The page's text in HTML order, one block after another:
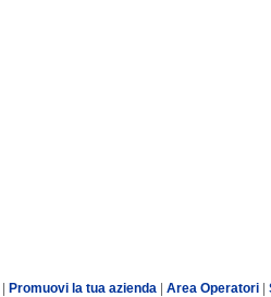
Promuovi la tua azienda Area Operatori